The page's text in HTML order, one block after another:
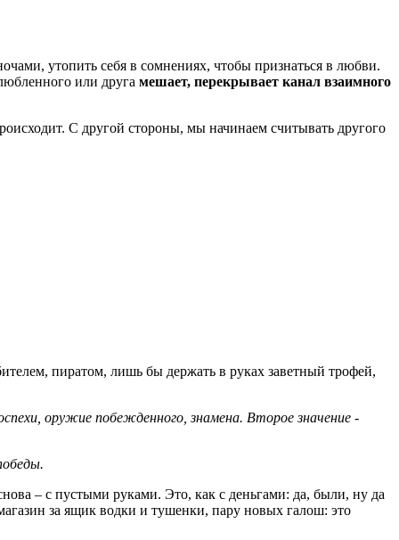
утопить себя в сомнениях, чтобы признаться в любви.
или друга мешает, перекрывает канал взаимного
С другой стороны, мы начинаем считывать другого
пиратом, лишь бы держать в руках заветный трофей,
оружие побежденного, знамена. Второе значение -
– с пустыми руками. Это, как с деньгами: да, были, ну да
за ящик водки и тушенки, пару новых галош: это